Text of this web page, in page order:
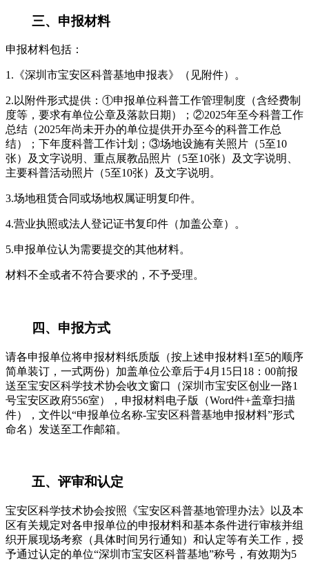
三、申报材料
申报材料包括：
1.《深圳市宝安区科普基地申报表》（见附件）。
2.以附件形式提供：①申报单位科普工作管理制度（含经费制
度等，要求有单位公章及落款日期）；②2025年至今科普工作
总结（2025年尚未开办的单位提供开办至今的科普工作总
结）；下年度科普工作计划；③场地设施有关照片（5至10
张）及文字说明、重点展教品照片（5至10张）及文字说明、
主要科普活动照片（5至10张）及文字说明。
3.场地租赁合同或场地权属证明复印件。
4.营业执照或法人登记证书复印件（加盖公章）。
5.申报单位认为需要提交的其他材料。
材料不全或者不符合要求的，不予受理。
四、申报方式
请各申报单位将申报材料纸质版（按上述申报材料1至5的顺序
简单装订，一式两份）加盖单位公章后于4月15日18：00前报
送至宝安区科学技术协会收文窗口（深圳市宝安区创业一路1
号宝安区政府556室），申报材料电子版（Word件+盖章扫描
件），文件以“申报单位名称-宝安区科普基地申报材料”形式
命名）发送至工作邮箱。
五、评审和认定
宝安区科学技术协会按照《宝安区科普基地管理办法》以及本
区有关规定对各申报单位的申报材料和基本条件进行审核并组
织开展现场考察（具体时间另行通知）和认定等有关工作，授
予通过认定的单位“深圳市宝安区科普基地”称号，有效期为5